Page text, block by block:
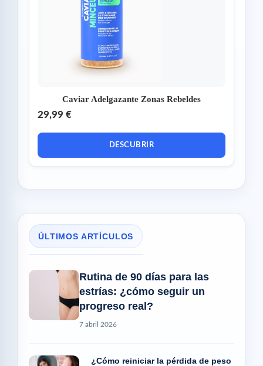
Caviar Adelgazante Zonas Rebeldes
29,99 €
DESCUBRIR
ÚLTIMOS ARTÍCULOS
Rutina de 90 días para las
estrías: ¿cómo seguir un
progreso real?
7 abril 2026
¿Cómo reiniciar la pérdida de peso